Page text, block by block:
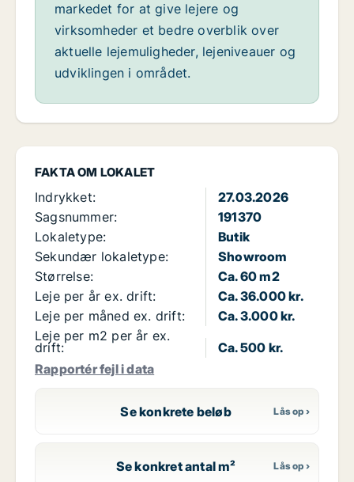
FAKTA OM LOKALET
Indrykket:
27.03.2026
Sagsnummer:
191370
Lokaletype:
Butik
Sekundær lokaletype:
Showroom
Størrelse:
Ca. 60 m2
Leje per år ex. drift:
Ca. 36.000 kr.
Leje per måned ex. drift:
Ca. 3.000 kr.
Leje per m2 per år ex.
drift:
Ca. 500 kr.
Rapportér fejl i data
Se konkrete beløb
Se konkret antal m²
markedet for at give lejere og
virksomheder et bedre overblik over
aktuelle lejemuligheder, lejeniveauer og
udviklingen i området.